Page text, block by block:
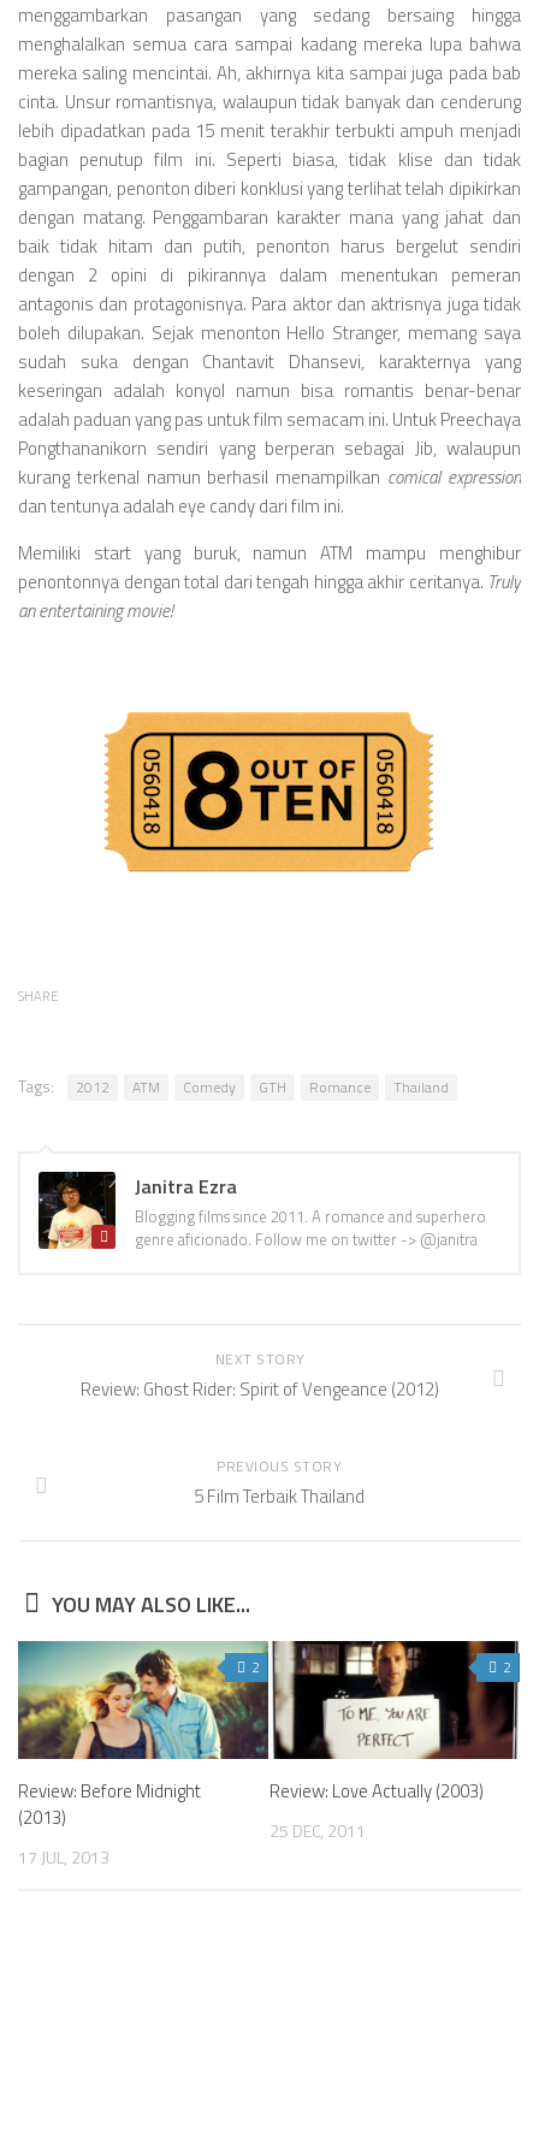
menggambarkan pasangan yang sedang bersaing hingga
menghalalkan semua cara sampai kadang mereka lupa bahwa
mereka saling mencintai. Ah, akhirnya kita sampai juga pada bab
cinta. Unsur romantisnya, walaupun tidak banyak dan cenderung
lebih dipadatkan pada 15 menit terakhir terbukti ampuh menjadi
bagian penutup film ini. Seperti biasa, tidak klise dan tidak
gampangan, penonton diberi konklusi yang terlihat telah dipikirkan
dengan matang. Penggambaran karakter mana yang jahat dan
baik tidak hitam dan putih, penonton harus bergelut sendiri
dengan 2 opini di pikirannya dalam menentukan pemeran
antagonis dan protagonisnya. Para aktor dan aktrisnya juga tidak
boleh dilupakan. Sejak menonton Hello Stranger, memang saya
sudah suka dengan Chantavit Dhansevi, karakternya yang
keseringan adalah konyol namun bisa romantis benar-benar
adalah paduan yang pas untuk film semacam ini. Untuk Preechaya
Pongthananikorn sendiri yang berperan sebagai Jib, walaupun
kurang terkenal namun berhasil menampilkan comical expression
dan tentunya adalah eye candy dari film ini.
Memiliki start yang buruk, namun ATM mampu menghibur
penontonnya dengan total dari tengah hingga akhir ceritanya. Truly
an entertaining movie!
SHARE
Tags: 2012 ATM Comedy GTH Romance Thailand
Janitra Ezra
Blogging films since 2011. A romance and superhero
genre aficionado. Follow me on twitter -> @janitra
NEXT STORY
Review: Ghost Rider: Spirit of Vengeance (2012)
PREVIOUS STORY
5 Film Terbaik Thailand
YOU MAY ALSO LIKE...
2
Review: Before Midnight
(2013)
17 JUL, 2013
2
Review: Love Actually (2003)
25 DEC, 2011